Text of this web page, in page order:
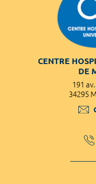
CENTRE
DE
191
34295